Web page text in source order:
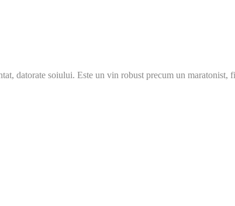
datorate soiului. Este un vin robust precum un